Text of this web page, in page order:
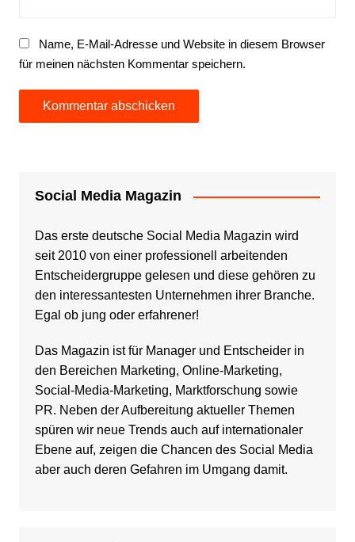
Name, E-Mail-Adresse und Website in diesem Browser
für meinen nächsten Kommentar speichern.
Social Media Magazin
Das erste deutsche Social Media Magazin wird
seit 2010 von einer professionell arbeitenden
Entscheidergruppe gelesen und diese gehören zu
den interessantesten Unternehmen ihrer Branche.
Egal ob jung oder erfahrener!
Das Magazin ist für Manager und Entscheider in
den Bereichen Marketing, Online-Marketing,
Social-Media-Marketing, Marktforschung sowie
PR. Neben der Aufbereitung aktueller Themen
spüren wir neue Trends auch auf internationaler
Ebene auf, zeigen die Chancen des Social Media
aber auch deren Gefahren im Umgang damit.